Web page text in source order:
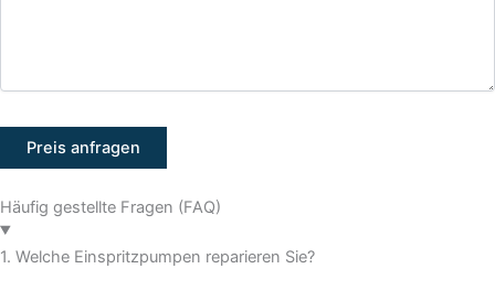
Häufig gestellte Fragen (FAQ)
1. Welche Einspritzpumpen reparieren Sie?